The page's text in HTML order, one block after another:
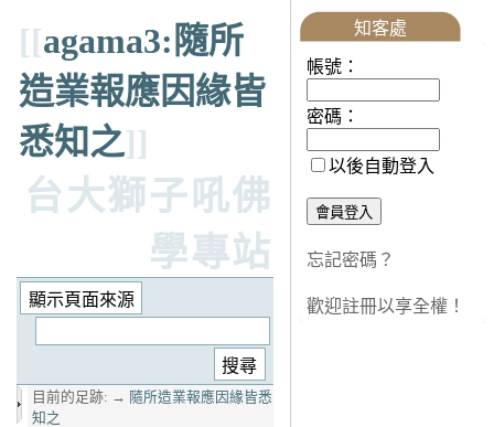
[[agama3:隨所
造業報應因緣皆
悉知之]]
台大獅子吼佛
學專站
目前的足跡: → 隨所造業報應因緣皆悉
知之
知客處
帳號：
密碼：
以後自動登入
忘記密碼？
歡迎註冊以享全權！